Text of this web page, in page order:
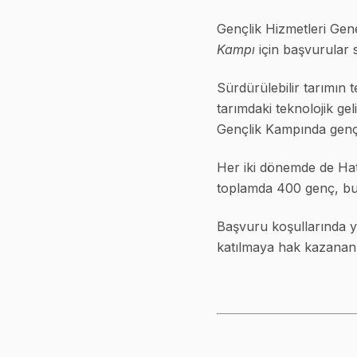
Gençlik Hizmetleri
Kampı için başvurular
Sürdürülebilir tarımın
tarımdaki teknolojik
Gençlik Kampında
Her iki dönemde de
toplamda 400 genç,
Başvuru koşullarında
katılmaya hak